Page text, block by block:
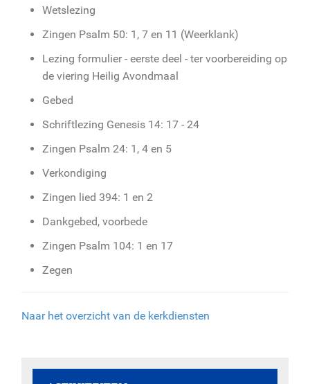
Wetslezing
Zingen Psalm 50: 1, 7 en 11 (Weerklank)
Lezing formulier - eerste deel - ter voorbereiding op
de viering Heilig Avondmaal
Gebed
Schriftlezing Genesis 14: 17 - 24
Zingen Psalm 24: 1, 4 en 5
Verkondiging
Zingen lied 394: 1 en 2
Dankgebed, voorbede
Zingen Psalm 104: 1 en 17
Zegen
Naar het overzicht van de kerkdiensten